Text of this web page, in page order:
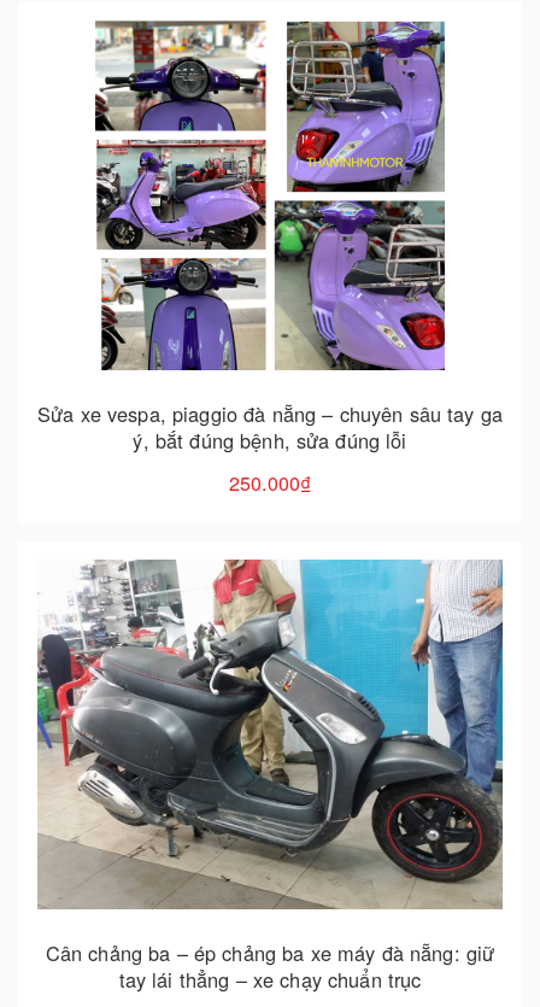
Sửa xe vespa, piaggio đà nẵng – chuyên sâu tay ga
ý, bắt đúng bệnh, sửa đúng lỗi
250.000₫
Cho vào giỏ hàng
Cân chảng ba – ép chảng ba xe máy đà nẵng: giữ
tay lái thẳng – xe chạy chuẩn trục
Cho vào giỏ hàng